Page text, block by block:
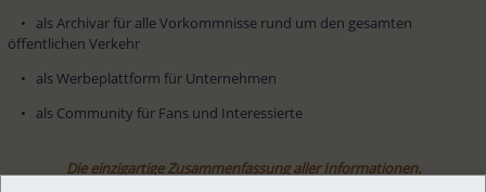
öffentlichen Verkehr
    •   als Werbeplattform für Unternehmen
    •   als Community für Fans und Interessierte
Die einzigartige Zusammenfassung aller Informationen.